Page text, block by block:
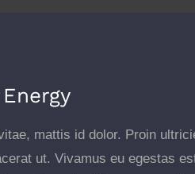
mattis id dolor. Proin
ut. Vivamus eu egestas